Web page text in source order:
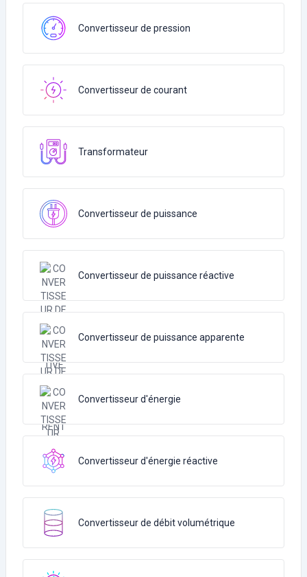
Convertisseur de pression
Convertisseur de courant
Transformateur
Convertisseur de puissance
Convertisseur de puissance réactive
Convertisseur de puissance apparente
Convertisseur d'énergie
Convertisseur d'énergie réactive
Convertisseur de débit volumétrique